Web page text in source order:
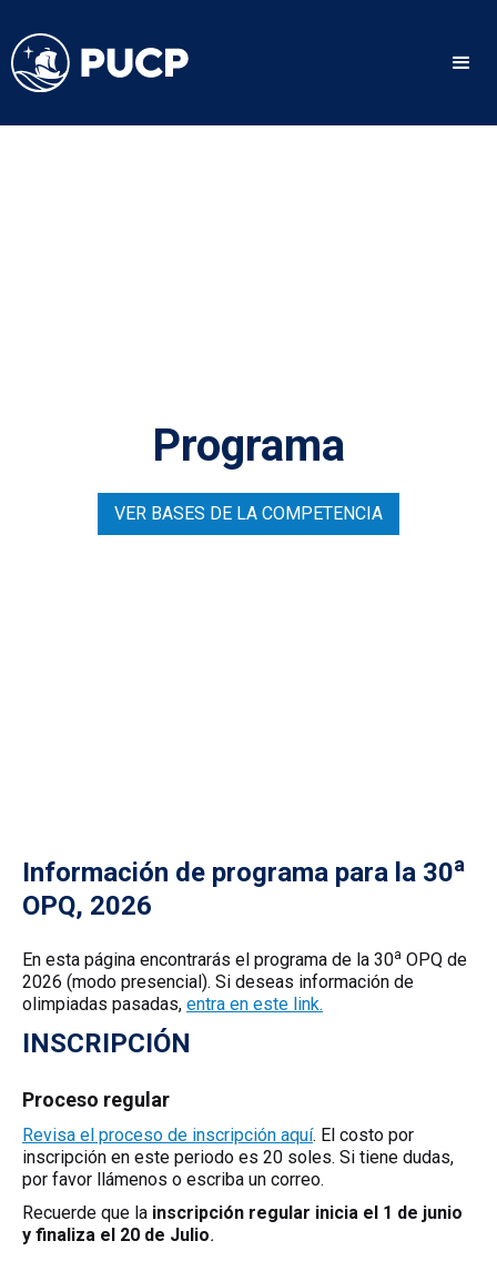
Programa
VER BASES DE LA COMPETENCIA
Información de programa para la 30a
OPQ, 2026
En esta página encontrarás el programa de la 30a OPQ de
2026 (modo presencial). Si deseas información de
olimpiadas pasadas, entra en este link.
INSCRIPCIÓN
Proceso regular
Revisa el proceso de inscripción aquí. El costo por
inscripción en este periodo es 20 soles. Si tiene dudas,
por favor llámenos o escriba un correo.
Recuerde que la inscripción regular inicia el 1 de junio
y finaliza el 20 de Julio.